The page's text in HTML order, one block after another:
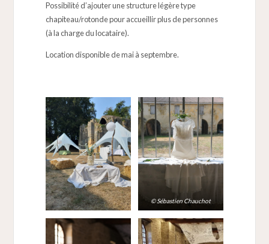
Possibilité d’ajouter une structure légère type
chapiteau/rotonde pour accueillir plus de personnes
(à la charge du locataire).
Location disponible de mai à septembre.
© Sébastien Chauchot